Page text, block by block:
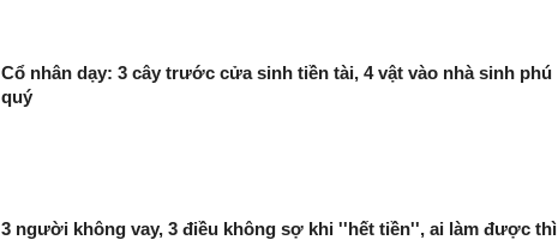
Cổ nhân dạy: 3 cây trước cửa sinh tiền tài, 4 vật vào nhà sinh phú
quý
3 người không vay, 3 điều không sợ khi ''hết tiền'', ai làm được thì